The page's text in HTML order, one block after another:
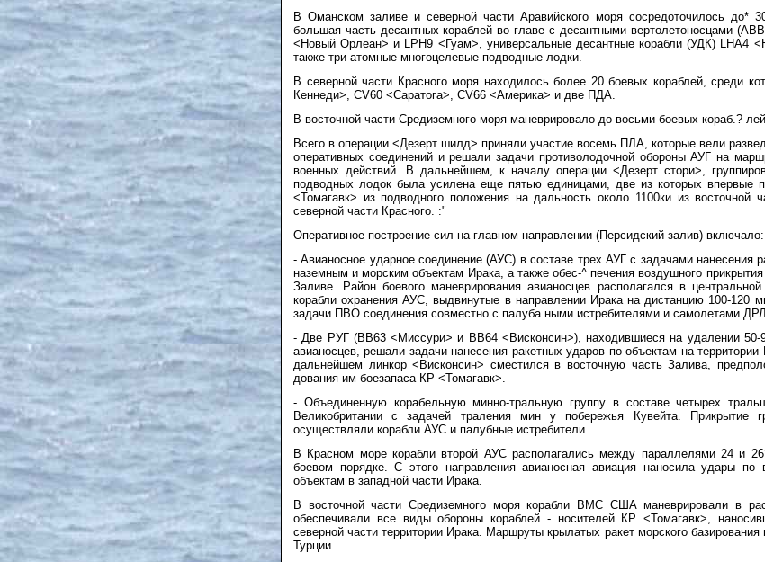
В Оманском заливе и северной части Аравийского моря сосредоточилось до*
большая часть десантных кораблей во главе с десантными вертолетоносцами
<Новый Орлеан> и LPH9 <Гуам>, универсальные десантные корабли (УДК) LHA4
также три атомные многоцелевые подводные лодки.
В северной части Красного моря находилось более 20 боевых кораблей, среди
Кеннеди>, CV60 <Саратога>, CV66 <Америка> и две ПДА.
В восточной части Средиземного моря маневрировало до восьми боевых кораб.?
Всего в операции <Дезерт шилд> приняли участие восемь ПЛА, которые вели
оперативных соединений и решали задачи противолодочной обороны АУГ на
военных действий. В дальнейшем, к началу операции <Дезерт стори>,
подводных лодок была усилена еще пятью единицами, две из которых впервые
<Томагавк> из подводного положения на дальность около 1100ки из восточной
северной части Красного. :"
Оперативное построение сил на главном направлении (Персидский залив) включало:
- Авианосное ударное соединение (АУС) в составе трех АУГ с задачами нанесения
наземным и морским объектам Ирака, а также обес-^ печения воздушного прикрытия
Заливе. Район боевого маневрирования авианосцев располагался в
корабли охранения АУС, выдвинутые в направлении Ирака на дистанцию 100-120
задачи ПВО соединения совместно с палуба ными истребителями и самолетами
- Две РУГ (ВВ63 <Миссури> и ВВ64 <Висконсин>), находившиеся на удалении 50-
авианосцев, решали задачи нанесения ракетных ударов по объектам на
дальнейшем линкор <Висконсин> сместился в восточную часть Залива,
дования им боезапаса КР <Томагавк>.
- Объединенную корабельную минно-тральную группу в составе четырех
Великобритании с задачей траления мин у побережья Кувейта. Прикрытие
осуществляли корабли АУС и палубные истребители.
В Красном море корабли второй АУС располагались между параллелями 24 и
боевом порядке. С этого направления авианосная авиация наносила удары
объектам в западной части Ирака.
В восточной части Средиземного моря корабли ВМС США маневрировали в
обеспечивали все виды обороны кораблей - носителей КР <Томагавк>,
северной части территории Ирака. Маршруты крылатых ракет морского базирования
Турции.